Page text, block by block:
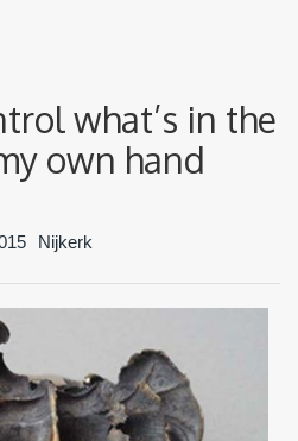
what’s in the
own hand
Nijkerk